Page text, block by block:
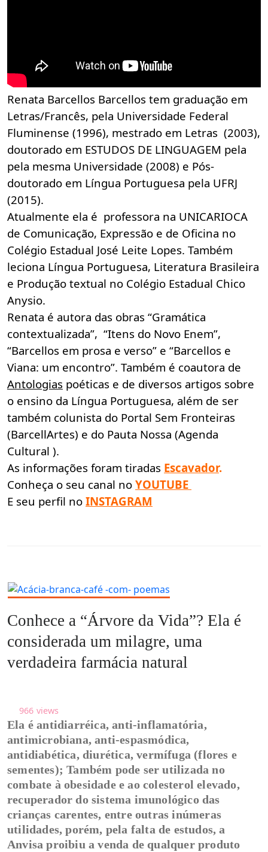
Renata Barcellos Barcellos tem graduação em
Letras/Francês, pela Universidade Federal
Fluminense (1996), mestrado em Letras (2003),
doutorado em ESTUDOS DE LINGUAGEM pela
pela mesma Universidade (2008) e Pós-
doutorado em Língua Portuguesa pela UFRJ
(2015).
Atualmente ela é professora na UNICARIOCA
de Comunicação, Expressão e de Oficina no
Colégio Estadual José Leite Lopes. Também
leciona Língua Portuguesa, Literatura Brasileira
e Produção textual no Colégio Estadual Chico
Anysio.
Renata é autora das obras “Gramática
contextualizada”, “Itens do Novo Enem”,
“Barcellos em prosa e verso” e “Barcellos e
Viana: um encontro”. Também é coautora de
Antologias poéticas e de diversos artigos sobre
o ensino da Língua Portuguesa, além de ser
também colunista do Portal Sem Fronteiras
(BarcellArtes) e do Pauta Nossa (Agenda
Cultural ).
As informações foram tiradas Escavador.
Conheça o seu canal no YOUTUBE
E seu perfil no INSTAGRAM
Conhece a “Árvore da Vida”? Ela é
considerada um milagre, uma
verdadeira farmácia natural
966 views
Ela é antidiarréica, anti-inflamatória,
antimicrobiana, anti-espasmódica,
antidiabética, diurética, vermífuga (flores e
sementes); Também pode ser utilizada no
combate à obesidade e ao colesterol elevado,
recuperador do sistema imunológico das
crianças carentes, entre outras inúmeras
utilidades, porém, pela falta de estudos, a
Anvisa proibiu a venda de qualquer produto